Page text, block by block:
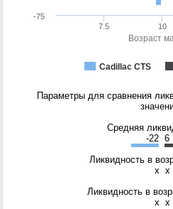
Возраст
Cadillac CTS
7.5 10
-75
Параметры для сравнения
Средняя
-22 6
Ликвидность в
x x
Ликвидность в
x x